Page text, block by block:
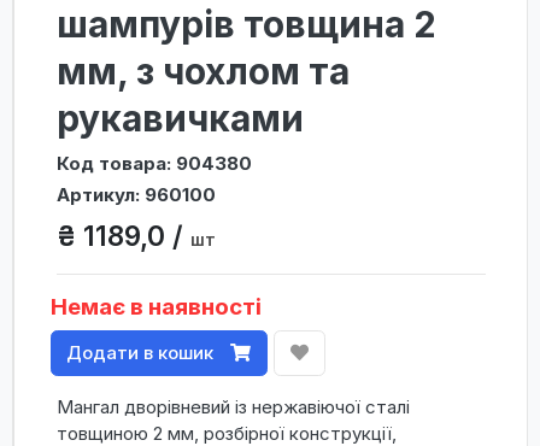
шампурів товщина 2
мм, з чохлом та
рукавичками
Код товара: 904380
Артикул: 960100
₴ 1189,0 / шт
Немає в наявності
Додати в кошик
Мангал дворівневий із нержавіючої сталі
товщиною 2 мм, розбірної конструкції,